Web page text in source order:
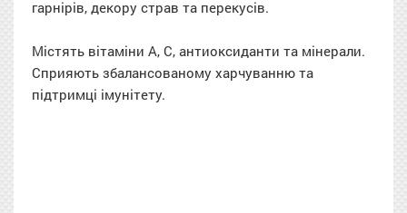
гарнірів, декору страв та перекусів.
Містять вітаміни A, C, антиоксиданти та мінерали.
Сприяють збалансованому харчуванню та
підтримці імунітету.